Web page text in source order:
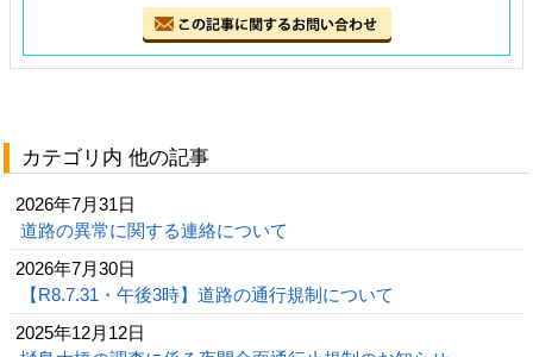
カテゴリ内 他の記事
2026年7月31日
道路の異常に関する連絡について
2026年7月30日
【R8.7.31・午後3時】道路の通行規制について
2025年12月12日